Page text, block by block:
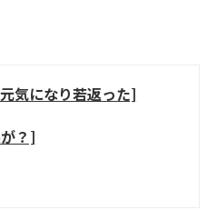
気になり若返った]
？]